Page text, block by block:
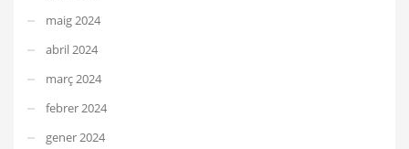
maig 2024
abril 2024
març 2024
febrer 2024
gener 2024